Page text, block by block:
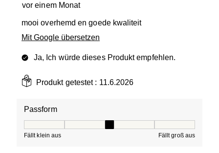
vor einem Monat
mooi overhemd en goede kwaliteit
Mit Google übersetzen
Ja, Ich würde dieses Produkt empfehlen.
Produkt getestet : 11.6.2026
Passform
Fällt klein aus Fällt groß aus